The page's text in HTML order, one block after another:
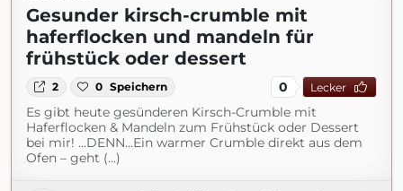
Gesunder kirsch-crumble mit
haferflocken und mandeln für
frühstück oder dessert
2 0 Speichern 0 Lecker
Es gibt heute gesünderen Kirsch-Crumble mit
Haferflocken & Mandeln zum Frühstück oder Dessert
bei mir! ...DENN...Ein warmer Crumble direkt aus dem
Ofen – geht (...)